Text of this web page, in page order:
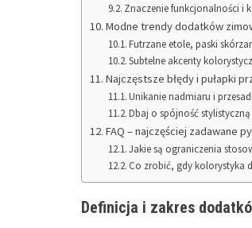
Znaczenie funkcjonalności i
Modne trendy dodatków
Futrzane etole, paski
Subtelne akcenty
Najczęstsze błędy i pułapki
Unikanie nadmiaru i
Dbaj o spójność
FAQ – najczęściej zadawane
Jakie są ograniczenia
Co zrobić, gdy kolorystyka
Definicja i zakres